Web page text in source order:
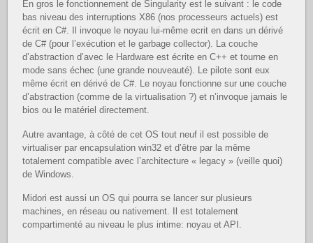
En gros le fonctionnement de Singularity est le suivant : le code
bas niveau des interruptions X86 (nos processeurs actuels) est
écrit en C#. Il invoque le noyau lui-même ecrit en dans un dérivé
de C# (pour l’exécution et le garbage collector). La couche
d’abstraction d’avec le Hardware est écrite en C++ et tourne en
mode sans échec (une grande nouveauté). Le pilote sont eux
même écrit en dérivé de C#. Le noyau fonctionne sur une couche
d’abstraction (comme de la virtualisation ?) et n’invoque jamais le
bios ou le matériel directement.
Autre avantage, à côté de cet OS tout neuf il est possible de
virtualiser par encapsulation win32 et d’être par la même
totalement compatible avec l’architecture « legacy » (veille quoi)
de Windows.
Midori est aussi un OS qui pourra se lancer sur plusieurs
machines, en réseau ou nativement. Il est totalement
compartimenté au niveau le plus intime: noyau et API.